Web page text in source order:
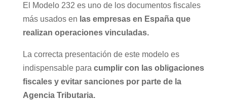
El Modelo 232 es uno de los documentos fiscales
más usados en las empresas en España que
realizan operaciones vinculadas.
La correcta presentación de este modelo es
indispensable para cumplir con las obligaciones
fiscales y evitar sanciones por parte de la
Agencia Tributaria.